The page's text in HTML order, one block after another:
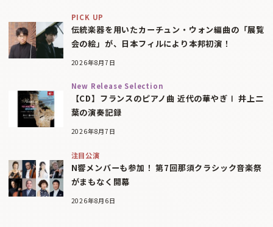
PICK UP
伝統楽器を用いたカーチュン・ウォン編曲の「展覧
会の絵」が、日本フィルにより本邦初演！
2026年8月7日
New Release Selection
【CD】フランスのピアノ曲 近代の華やぎⅠ 井上二
葉の演奏記録
2026年8月7日
注目公演
N響メンバーも参加！ 第7回那須クラシック音楽祭
がまもなく開幕
2026年8月6日